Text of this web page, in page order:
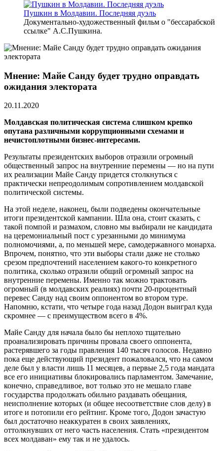
Пушкин в Молдавии. Последняя дуэль
Документально-художественный фильм о "бессарабской
ссылке" А.С.Пушкина.
Мнение: Майе Санду будет трудно оправдать
ожидания электората
20.11.2020
Молдавская политическая система слишком крепко
опутана различными коррупционными схемами и
нечистоплотными бизнес-интересами.
Результаты президентских выборов отразили огромный
общественный запрос на внутренние перемены — но на пути
их реализации Майе Санду придется столкнуться с
практически непреодолимым сопротивлением молдавской
политической системы.
На этой неделе, наконец, были подведены окончательные
итоги президентской кампании. Шла она, стоит сказать, с
такой помпой и размахом, словно мы выбирали не кандидата
на церемониальный пост с урезанными до минимума
полномочиями, а, по меньшей мере, самодержавного монарха.
Впрочем, понятно, что эти выборы стали даже не столько
срезом предпочтений населением какого-то конкретного
политика, сколько отразили общий огромный запрос на
внутренние перемены. Именно так можно трактовать
огромный (в молдавских реалиях) почти 20-процентный
перевес Санду над своим оппонентом во втором туре.
Напомню, кстати, что четыре года назад Додон выиграл куда
скромнее — с преимуществом всего в 4%.
Майе Санду для начала было бы неплохо тщательно
проанализировать причины провала своего оппонента,
растерявшего за годы правления 140 тысяч голосов. Недавно
пока еще действующий президент пожаловался, что на самом
деле был у власти лишь 11 месяцев, а первые 2,5 года мандата
все его инициативы блокировались парламентом. Замечание,
конечно, справедливое, вот только это не мешало главе
государства продолжать обильно раздавать обещания,
неисполнение которых (и общее несоответствие слов делу) в
итоге и потопили его рейтинг. Кроме того, Додон зачастую
был достаточно неаккуратен в своих заявлениях,
оттолкнувших от него часть населения. Стать «президентом
всех молдаван» ему так и не удалось.